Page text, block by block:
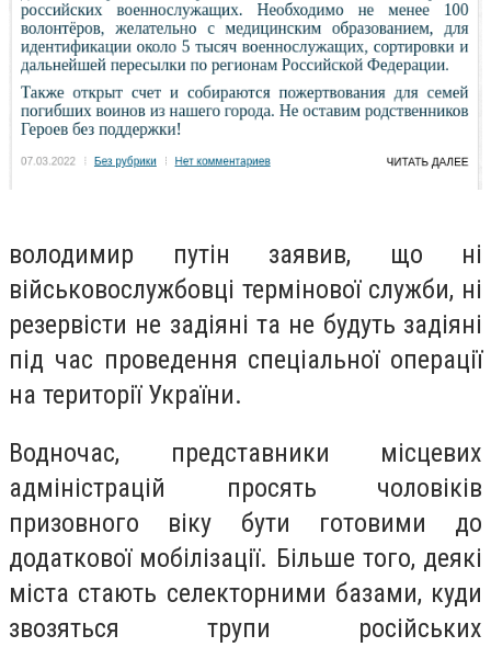
володимир путін заявив, що ні
військовослужбовці термінової служби, ні
резервісти не задіяні та не будуть задіяні
під час проведення спеціальної операції
на території України.
Водночас, представники місцевих
адміністрацій просять чоловіків
призовного віку бути готовими до
додаткової мобілізації. Більше того, деякі
міста стають селекторними базами, куди
звозяться трупи російських